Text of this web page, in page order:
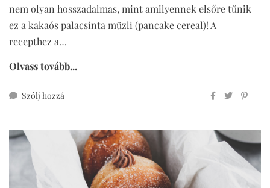
nem olyan hosszadalmas, mint amilyennek elsőre tűnik
ez a kakaós palacsinta müzli (pancake cereal)! A
recepthez a…
Olvass tovább...
Szólj hozzá
müzli
(pancake
cereal)
cukor-